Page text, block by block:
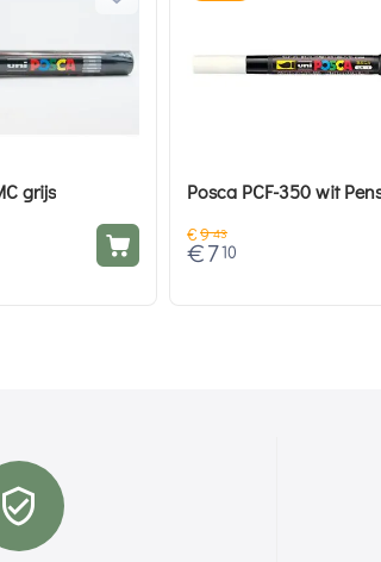
grijs Posca PCF-350 wit
€9 43
€ 7 10